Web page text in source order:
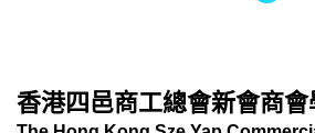
香港四邑商工總會新會商會